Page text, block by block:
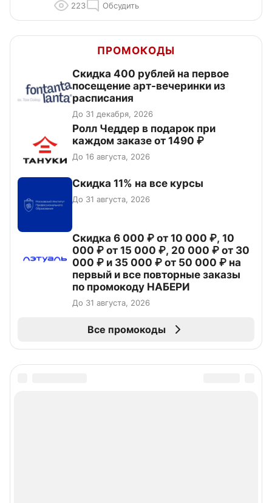
223 Обсудить
ПРОМОКОДЫ
Cкидка 400 рублей на первое
посещение арт-вечеринки из
расписания
До 31 декабря, 2026
Ролл Чеддер в подарок при
каждом заказе от 1490 ₽
До 16 августа, 2026
Скидка 11% на все курсы
До 31 августа, 2026
Скидка 6 000 ₽ от 10 000 ₽, 10
000 ₽ от 15 000 ₽, 20 000 ₽ от 30
000 ₽ и 35 000 ₽ от 50 000 ₽ на
первый и все повторные заказы
по промокоду НАБЕРИ
До 31 августа, 2026
Все промокоды